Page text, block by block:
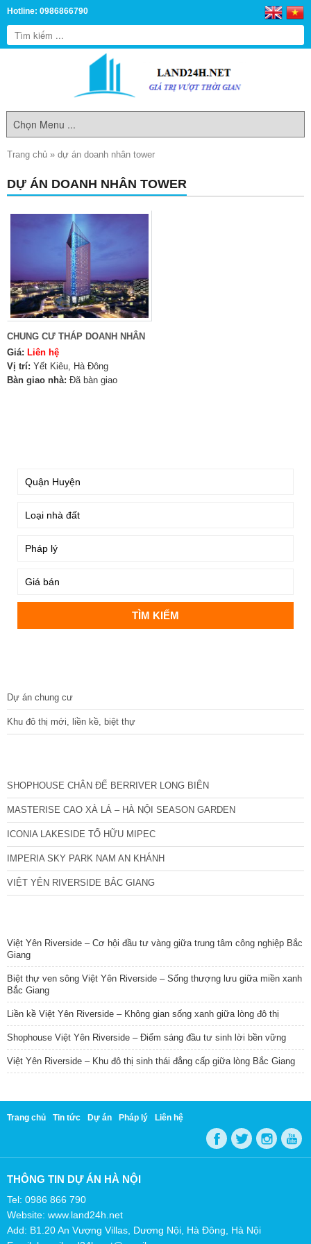
Hotline: 0986866790
Trang chủ » dự án doanh nhân tower
DỰ ÁN DOANH NHÂN TOWER
CHUNG CƯ THÁP DOANH NHÂN
Giá: Liên hệ
Vị trí: Yết Kiêu, Hà Đông
Bàn giao nhà: Đã bàn giao
Dự án chung cư
Khu đô thị mới, liền kề, biệt thự
SHOPHOUSE CHÂN ĐẾ BERRIVER LONG BIÊN
MASTERISE CAO XÀ LÁ – HÀ NỘI SEASON GARDEN
ICONIA LAKESIDE TỐ HỮU MIPEC
IMPERIA SKY PARK NAM AN KHÁNH
VIỆT YÊN RIVERSIDE BẮC GIANG
Việt Yên Riverside – Cơ hội đầu tư vàng giữa trung tâm công nghiệp Bắc
Giang
Biệt thự ven sông Việt Yên Riverside – Sống thượng lưu giữa miền xanh
Bắc Giang
Liền kề Việt Yên Riverside – Không gian sống xanh giữa lòng đô thị
Shophouse Việt Yên Riverside – Điểm sáng đầu tư sinh lời bền vững
Việt Yên Riverside – Khu đô thị sinh thái đẳng cấp giữa lòng Bắc Giang
Trang chủ Tin tức Dự án Pháp lý Liên hệ
THÔNG TIN DỰ ÁN HÀ NỘI
Tel: 0986 866 790
Website: www.land24h.net
Add: B1.20 An Vượng Villas, Dương Nội, Hà Đông, Hà Nội